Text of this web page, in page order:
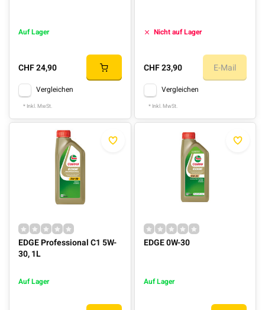
Auf Lager
CHF 24,90
Vergleichen
* Inkl. MwSt.
Nicht auf Lager
CHF 23,90 E-Mail
Vergleichen
* Inkl. MwSt.
EDGE Professional C1 5W-
30, 1L
Auf Lager
EDGE 0W-30
Auf Lager